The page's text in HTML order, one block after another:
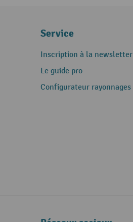
Service
Inscription à la newsletter
Le guide pro
Configurateur rayonnages